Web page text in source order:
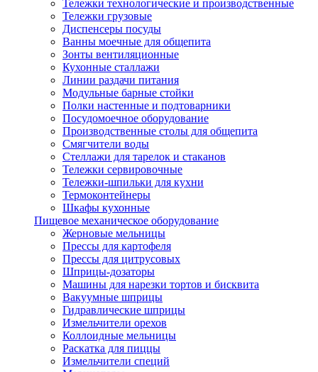
Тележки технологические и производственные
Тележки грузовые
Диспенсеры посуды
Ванны моечные для общепита
Зонты вентиляционные
Кухонные сталлажи
Линии раздачи питания
Модульные барные стойки
Полки настенные и подтоварники
Посудомоечное оборудование
Производственные столы для общепита
Смягчители воды
Стеллажи для тарелок и стаканов
Тележки сервировочные
Тележки-шпильки для кухни
Термоконтейнеры
Шкафы кухонные
Пищевое механическое оборудование
Жерновые мельницы
Прессы для картофеля
Прессы для цитрусовых
Шприцы-дозаторы
Машины для нарезки тортов и бисквита
Вакуумные шприцы
Гидравлические шприцы
Измельчители орехов
Коллоидные мельницы
Раскатка для пиццы
Измельчители специй